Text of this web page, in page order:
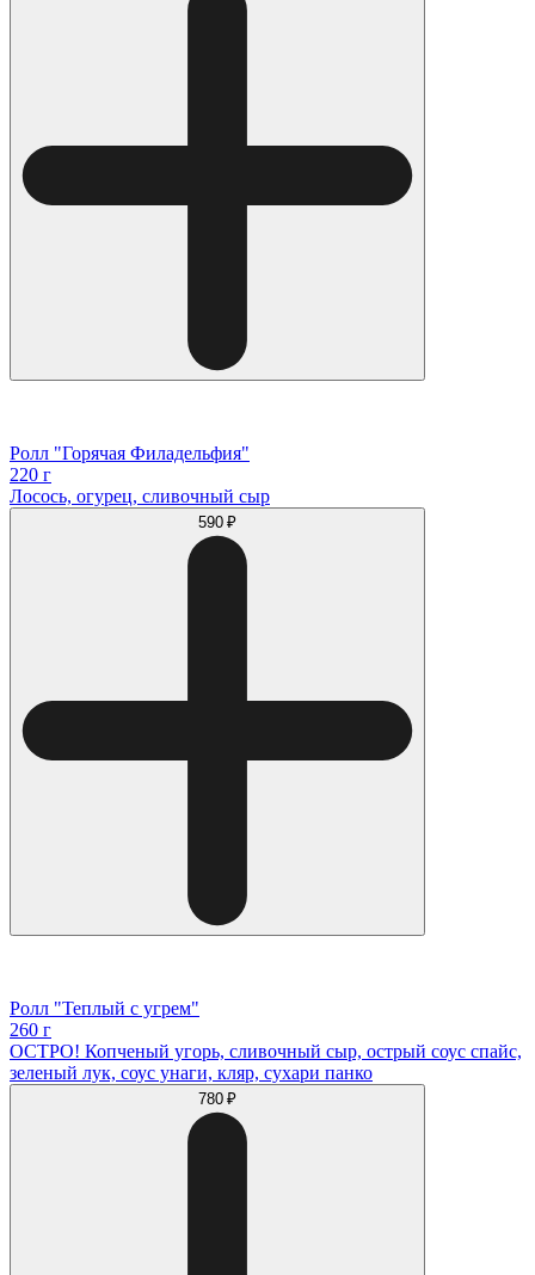
Ролл "Горячая Филадельфия"
220 г
Лосось, огурец, сливочный сыр
590 ₽
Ролл "Теплый с угрем"
260 г
ОСТРО! Копченый угорь, сливочный сыр, острый соус спайс,
зеленый лук, соус унаги, кляр, сухари панко
780 ₽